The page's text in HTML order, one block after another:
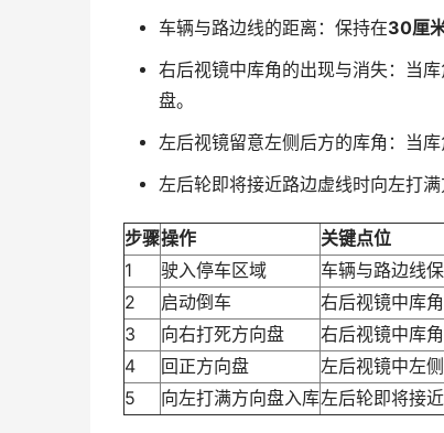
车辆与路边线的距离：保持在30厘
右后视镜中库角的出现与消失：当
盘。
左后视镜留意左侧后方的库角：当库
左后轮即将接近路边虚线时向左打满
步骤操作
关键点位
1
驶入停车区域 车辆与路边线
2
启动倒车
右后视镜中库
3
向右打死方向盘
右后视镜中库
4
回正方向盘
左后视镜中左
5
向左打满方向盘入库左后轮即将接